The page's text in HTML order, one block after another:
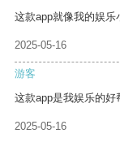
这款app就像我的娱乐
2025-05-16
游客
这款app是我娱乐的好
2025-05-16